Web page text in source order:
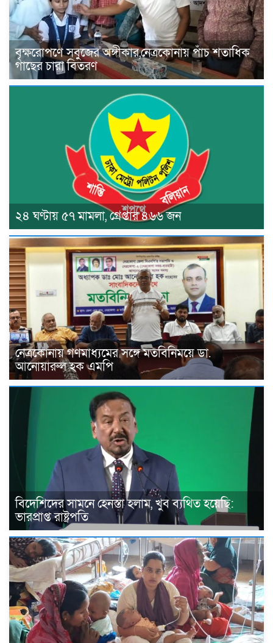
বৃক্ষরোপণে সবুজের অঙ্গীকার,নেত্রকোনায় পাঁচ শতাধিক
গাছের চারা বিতরণ
২৪ ঘণ্টায় ৫৭ মামলা, গ্রেপ্তার ৪৬৬ জন
নেত্রকোনায় গণমাধ্যমের সঙ্গে মতবিনিময়ে ডা.
আনোয়ারুল হক এমপি
বিদেশিদের সামনে হেনস্তা হলাম, খুব ব্যথিত হয়েছি:
ভারপ্রাপ্ত রাষ্ট্রপতি